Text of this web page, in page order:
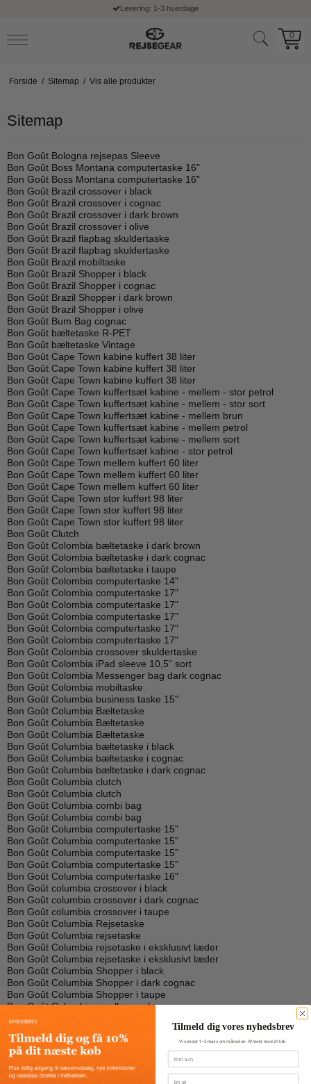
Levering: 1-3 hverdage
0
Forside / Sitemap / Vis alle produkter
Sitemap
Bon Goût Bologna rejsepas Sleeve
Bon Goût Boss Montana computertaske 16"
Bon Goût Boss Montana computertaske 16"
Bon Goût Brazil crossover i black
Bon Goût Brazil crossover i cognac
Bon Goût Brazil crossover i dark brown
Bon Goût Brazil crossover i olive
Bon Goût Brazil flapbag skuldertaske
Bon Goût Brazil flapbag skuldertaske
Bon Goût Brazil mobiltaske
Bon Goût Brazil Shopper i black
Bon Goût Brazil Shopper i cognac
Bon Goût Brazil Shopper i dark brown
Bon Goût Brazil Shopper i olive
Bon Goût Bum Bag cognac
Bon Goût bæltetaske R-PET
Bon Goût bæltetaske Vintage
Bon Goût Cape Town kabine kuffert 38 liter
Bon Goût Cape Town kabine kuffert 38 liter
Bon Goût Cape Town kabine kuffert 38 liter
Bon Goût Cape Town kuffertsæt kabine - mellem - stor petrol
Bon Goût Cape Town kuffertsæt kabine - mellem - stor sort
Bon Goût Cape Town kuffertsæt kabine - mellem brun
Bon Goût Cape Town kuffertsæt kabine - mellem petrol
Bon Goût Cape Town kuffertsæt kabine - mellem sort
Bon Goût Cape Town kuffertsæt kabine - stor petrol
Bon Goût Cape Town mellem kuffert 60 liter
Bon Goût Cape Town mellem kuffert 60 liter
Bon Goût Cape Town mellem kuffert 60 liter
Bon Goût Cape Town stor kuffert 98 liter
Bon Goût Cape Town stor kuffert 98 liter
Bon Goût Cape Town stor kuffert 98 liter
Bon Goût Clutch
Bon Goût Colombia bæltetaske i dark brown
Bon Goût Colombia bæltetaske i dark cognac
Bon Goût Colombia bæltetaske i taupe
Bon Goût Colombia computertaske 14"
Bon Goût Colombia computertaske 17"
Bon Goût Colombia computertaske 17"
Bon Goût Colombia computertaske 17"
Bon Goût Colombia computertaske 17"
Bon Goût Colombia computertaske 17"
Bon Goût Colombia crossover skuldertaske
Bon Goût Colombia iPad sleeve 10,5" sort
Bon Goût Colombia Messenger bag dark cognac
Bon Goût Colombia mobiltaske
Bon Goût Columbia business taske 15"
Bon Goût Columbia Bæltetaske
Bon Goût Columbia Bæltetaske
Bon Goût Columbia Bæltetaske
Bon Goût Columbia bæltetaske i black
Bon Goût Columbia bæltetaske i cognac
Bon Goût Columbia bæltetaske i dark cognac
Bon Goût Columbia clutch
Bon Goût Columbia clutch
Bon Goût Columbia combi bag
Bon Goût Columbia combi bag
Bon Goût Columbia computertaske 15"
Bon Goût Columbia computertaske 15”
Bon Goût Columbia computertaske 15”
Bon Goût Columbia computertaske 15”
Bon Goût Columbia computertaske 16"
Bon Goût columbia crossover i black
Bon Goût columbia crossover i dark cognac
Bon Goût columbia crossover i taupe
Bon Goût Columbia Rejsetaske
Bon Goût Columbia rejsetaske
Bon Goût Columbia rejsetaske i eksklusivt læder
Bon Goût Columbia rejsetaske i eksklusivt læder
Bon Goût Columbia Shopper i black
Bon Goût Columbia Shopper i dark cognac
Bon Goût Columbia Shopper i taupe
Bon Goût Columbia small cross bag
Bon Goût Columbia toilettaske cognac
Bon Goût Columbia toilettaske dark brown
Bon Goût Columbia toilettaske sort
Bon Goût Columbia toilettaske taupe
Bon Goût computer rygsæk 15"
Bon Goût computer rygsæk 17"
Tilmeld dig vores nyhedsbrev
Vi sender 1–2 mails om måneden. Afmeld med ét klik.
Fornavn
Email